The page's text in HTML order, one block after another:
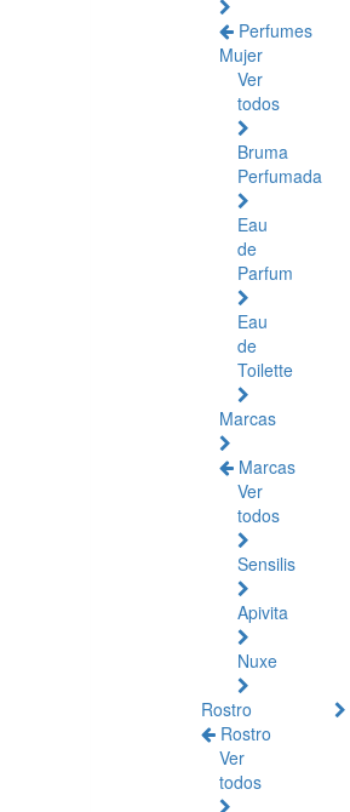
Perfumes
Mujer
Ver
todos
Bruma
Perfumada
Eau
de
Parfum
Eau
de
Toilette
Marcas
Marcas
Ver
todos
Sensilis
Apivita
Nuxe
Rostro
Rostro
Ver
todos